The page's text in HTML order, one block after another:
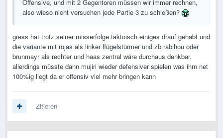
Offensive, und mit 2 Gegentoren müssen wir immer rechnen,
also wieso nicht versuchen jede Partie 3 zu schießen?
gress hat trotz seiner misserfolge taktoisch einiges drauf gehabt und
die variante mit rojas als linker flügelstürmer und zb rabihou oder
brunmayr als rechter und haas zentral wäre durchaus denkbar.
allerdings müsste dann mujiri wieder defensiver spielen was ihm net
100%ig liegt da er offensiv viel mehr bringen kann
Zitieren